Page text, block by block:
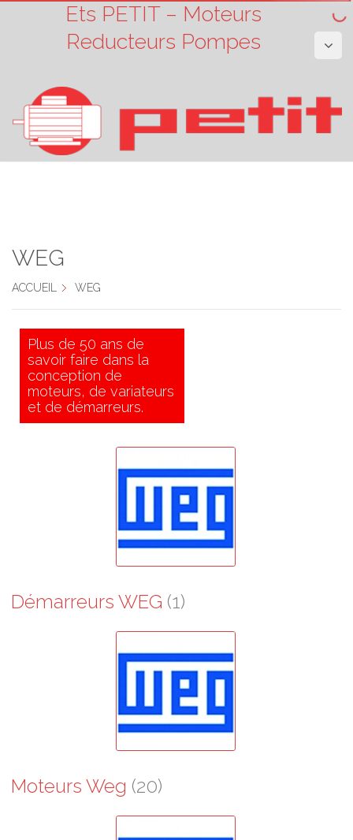
Ets PETIT – Moteurs
Reducteurs Pompes
WEG
ACCUEIL WEG
Plus de 50 ans de
savoir faire dans la
conception de
moteurs, de variateurs
et de démarreurs.
Démarreurs WEG (1)
Moteurs Weg (20)